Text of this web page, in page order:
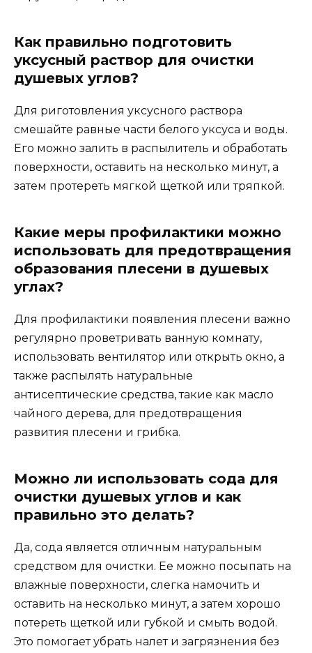
Как правильно подготовить
уксусный раствор для очистки
душевых углов?
Для риготовления уксусного раствора
смешайте равные части белого уксуса и воды.
Его можно залить в распылитель и обработать
поверхности, оставить на несколько минут, а
затем протереть мягкой щеткой или тряпкой.
Какие меры профилактики можно
использовать для предотвращения
образования плесени в душевых
углах?
Для профилактики появления плесени важно
регулярно проветривать ванную комнату,
использовать вентилятор или открыть окно, а
также распылять натуральные
антисептические средства, такие как масло
чайного дерева, для предотвращения
развития плесени и грибка.
Можно ли использовать сода для
очистки душевых углов и как
правильно это делать?
Да, сода является отличным натуральным
средством для очистки. Ее можно посыпать на
влажные поверхности, слегка намочить и
оставить на несколько минут, а затем хорошо
потереть щеткой или губкой и смыть водой.
Это помогает убрать налет и загрязнения без